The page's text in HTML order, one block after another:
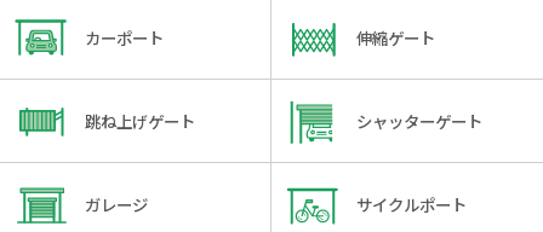
カーポート 伸縮ゲート
跳ね上げゲート シャッターゲート
ガレージ サイクルポート